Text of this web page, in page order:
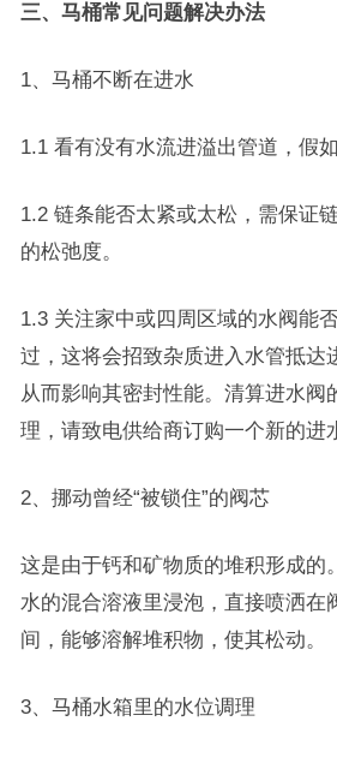
三、马桶常见问题解决办法
1、马桶不断在进水
1.1 看有没有水流进溢出管道，假
1.2 链条能否太紧或太松，需保证
的松弛度。
1.3 关注家中或四周区域的水阀能
过，这将会招致杂质进入水管抵达
从而影响其密封性能。清算进水阀
理，请致电供给商订购一个新的进
2、挪动曾经“被锁住”的阀芯
这是由于钙和矿物质的堆积形成的
水的混合溶液里浸泡，直接喷洒在
间，能够溶解堆积物，使其松动。
3、马桶水箱里的水位调理